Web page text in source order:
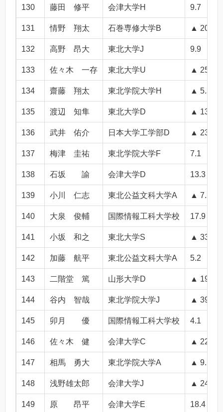
130 藤田 修平 会津大学H 9.7
131 情野 翔太 石巻専修大学B ▲ 20.0
132 高野 昂大 東北大学J 9.9
133 佐々木 一存 東北大学U ▲ 25.1
134 齋藤 翔太 東北学院大学H ▲ 5.3
135 渡辺 知隼 東北大学D ▲ 13.7
136 武井 佑介 日本大学工学部D ▲ 23.6
137 梅津 圭祐 東北学院大学F 7.1
138 石坂 諭 会津大学D 13.3
139 小川 仁志 東北公益文科大学A ▲ 7.5
140 大泉 俊輔 国際情報工科大学校 17.9
141 小坂 和之 東北大学S ▲ 33.5
142 加藤 航平 東北公益文科大学A 5.2
143 二階堂 篤 山形大学D ▲ 19.2
144 谷内 智哉 東北学院大学J ▲ 39.4
145 卯月 優 国際情報工科大学校 4.1
146 佐々木 健 会津大学C ▲ 22.9
147 相馬 勇大 東北学院大学A ▲ 9.1
148 浅野雄太郎 会津大学J ▲ 24.7
149 原 昂平 会津大学E 18.4